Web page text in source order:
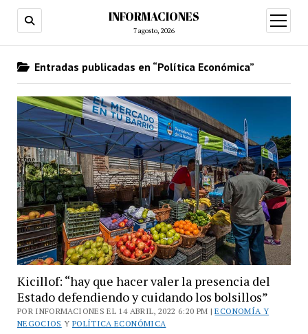
INFORMACIONES
7 agosto, 2026
abrir
menú
Entradas publicadas en “Política Económica”
Kicillof: “hay que hacer valer la presencia del
Estado defendiendo y cuidando los bolsillos”
POR INFORMACIONES EL 14 ABRIL, 2022 6:20 PM |ECONOMÍA Y
NEGOCIOS Y POLÍTICA ECONÓMICA